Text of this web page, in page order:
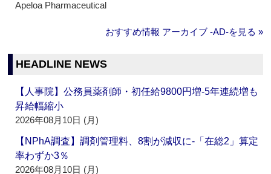
Apeloa Pharmaceutical
おすすめ情報 アーカイブ ‐AD‐を見る »
HEADLINE NEWS
【人事院】公務員薬剤師・初任給9800円増‐5年連続増も
昇給幅縮小
2026年08月10日 (月)
【NPhA調査】調剤管理料、8割が減収に‐「在総2」算定
率わずか3％
2026年08月10日 (月)